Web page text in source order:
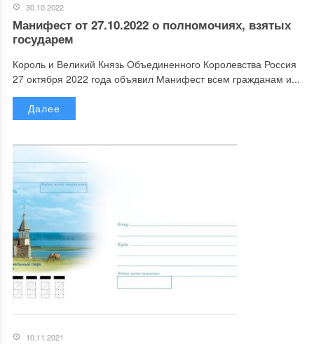
30.10.2022
Манифест от 27.10.2022 о полномочиях, взятых
государем
Король и Великий Князь Объединенного Королевства Россия
27 октября 2022 года объявил Манифест всем гражданам и...
Далее
10.11.2021